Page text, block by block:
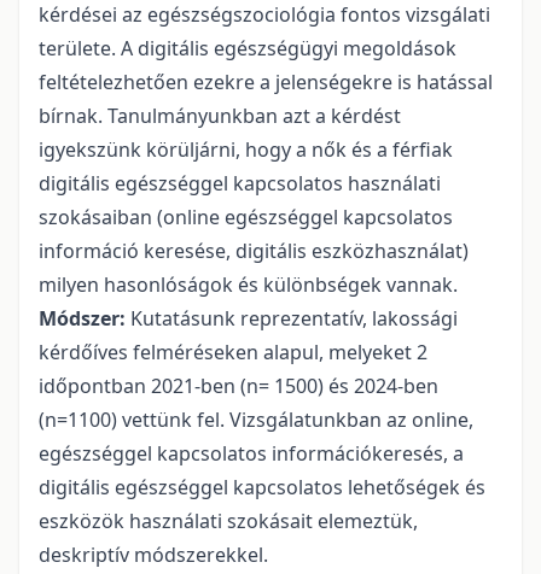
kérdései az egészségszociológia fontos vizsgálati
területe. A digitális egészségügyi megoldások
feltételezhetően ezekre a jelenségekre is hatással
bírnak. Tanulmányunkban azt a kérdést
igyekszünk körüljárni, hogy a nők és a férfiak
digitális egészséggel kapcsolatos használati
szokásaiban (online egészséggel kapcsolatos
információ keresése, digitális eszközhasználat)
milyen hasonlóságok és különbségek vannak.
Módszer: Kutatásunk reprezentatív, lakossági
kérdőíves felméréseken alapul, melyeket 2
időpontban 2021-ben (n= 1500) és 2024-ben
(n=1100) vettünk fel. Vizsgálatunkban az online,
egészséggel kapcsolatos információkeresés, a
digitális egészséggel kapcsolatos lehetőségek és
eszközök használati szokásait elemeztük,
deskriptív módszerekkel.